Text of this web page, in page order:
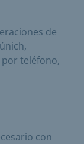
de
teléfono,
con